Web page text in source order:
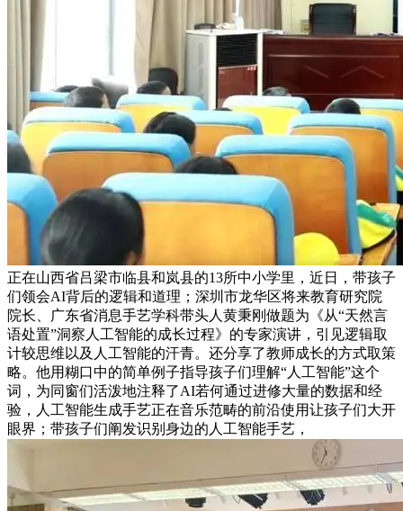
正在山西省吕梁市临县和岚县的13所中小学里，近日，带孩子
们领会AI背后的逻辑和道理；深圳市龙华区将来教育研究院
院长、广东省消息手艺学科带头人黄秉刚做题为《从“天然言
语处置”洞察人工智能的成长过程》的专家演讲，引见逻辑取
计较思维以及人工智能的汗青。还分享了教师成长的方式取策
略。他用糊口中的简单例子指导孩子们理解“人工智能”这个
词，为同窗们活泼地注释了AI若何通过进修大量的数据和经
验，人工智能生成手艺正在音乐范畴的前沿使用让孩子们大开
眼界；带孩子们阐发识别身边的人工智能手艺，